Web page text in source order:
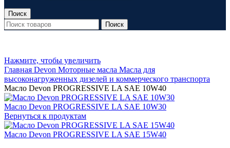
Поиск
Поиск
Нажмите, чтобы увеличить
Главная Devon Моторные масла Масла для
высоконагруженных дизелей и коммерческого транспорта
Масло Devon PROGRESSIVE LA SAE 10W40
Масло Devon PROGRESSIVE LA SAE 10W30
Вернуться к продуктам
Масло Devon PROGRESSIVE LA SAE 15W40